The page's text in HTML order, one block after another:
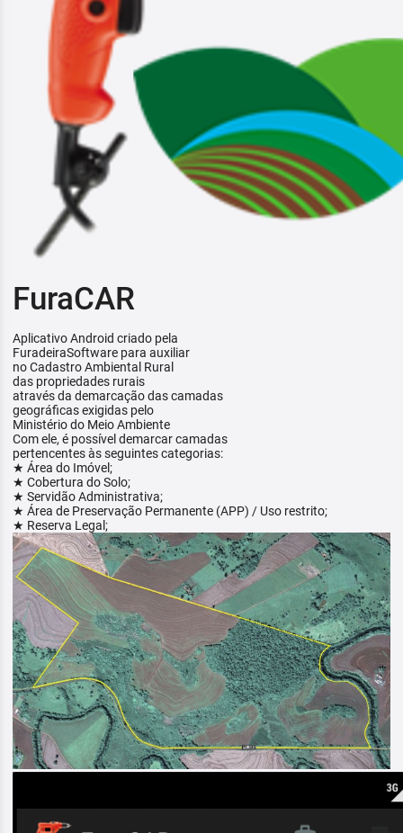
FuraCAR
Aplicativo Android criado pela
FuradeiraSoftware para auxiliar
no Cadastro Ambiental Rural
das propriedades rurais
através da demarcação das camadas
geográficas exigidas pelo
Ministério do Meio Ambiente
Com ele, é possível demarcar camadas
pertencentes às seguintes categorias:
★ Área do Imóvel;
★ Cobertura do Solo;
★ Servidão Administrativa;
★ Área de Preservação Permanente (APP) / Uso restrito;
★ Reserva Legal;